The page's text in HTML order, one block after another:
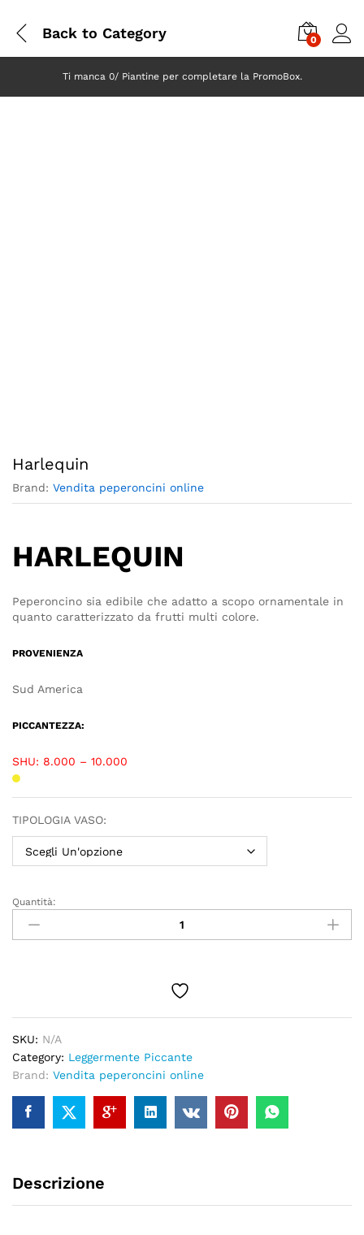
Back to Category 0
Harlequin
Brand: Vendita peperoncini online
HARLEQUIN
Peperoncino sia edibile che adatto a scopo ornamentale in
quanto caratterizzato da frutti multi colore.
PROVENIENZA
Sud America
PICCANTEZZA:
SHU: 8.000 – 10.000
TIPOLOGIA VASO:
Quantità:
SKU: N/A
Category: Leggermente Piccante
Brand: Vendita peperoncini online
Descrizione
Ti manca 0/ Piantine per completare la PromoBox.